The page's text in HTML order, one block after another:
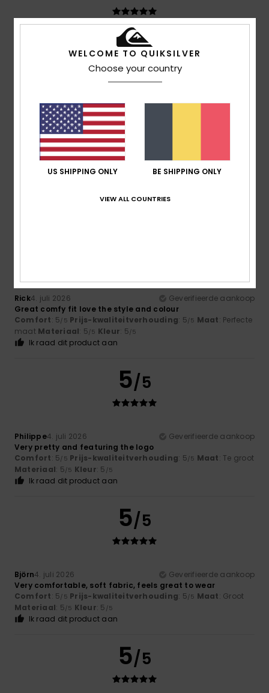
I like the price and the quality
Prijs-kwaliteitverhouding: 5
5
Ik raad dit product aan
Rick4. juli 2026
Geverifieerde aankoop
Great comfy fit love the style and colour
Comfort: 5/5 Prijs-kwaliteitverhouding: 5/5 Maat: Perfecte
maat Materiaal: 5/5 Kleur: 5/5
Ik raad dit product aan
5/5
Philippe4. juli 2026
Geverifieerde aankoop
Very pretty and featuring the logo
Comfort: 5/5 Prijs-kwaliteitverhouding: 5/5 Maat: Te groot
Materiaal: 5/5 Kleur: 5 /5
Ik raad dit product aan
5/5
Björn4. juli 2026
Geverifieerde aankoop
Very comfortable, soft fabric, feels great to wear
Comfort: 5/5 Prijs-kwaliteitverhouding: 5/5 Maat: Groot
Materiaal: 5/5 Kleur: 5 /5
Ik raad dit product aan
5/5
WELCOME TO QUIKSILVER
Choose your country
US SHIPPING ONLY BE SHIPPING ONLY
VIEW ALL COUNTRIES